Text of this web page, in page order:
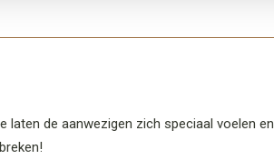
de aanwezigen zich speciaal voelen en